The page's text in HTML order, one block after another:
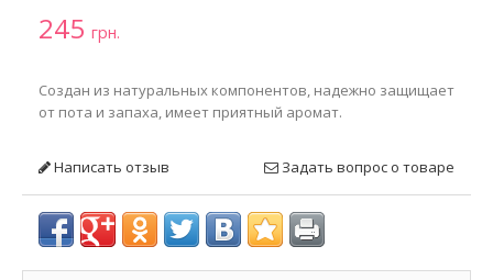
245 грн.
Создан из натуральных компонентов, надежно защищает
от пота и запаха, имеет приятный аромат.
Написать отзыв Задать вопрос о товаре